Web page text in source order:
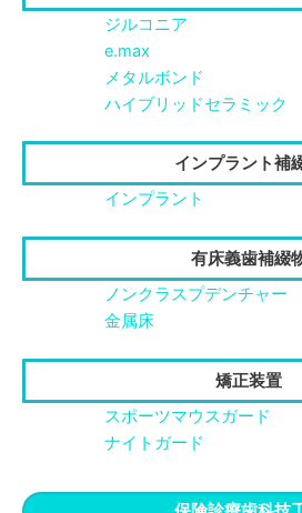
ジルコニア
e.max
メタルボンド
ハイブリッドセラミック
インプラント補
インプラント
有床義歯補綴
ノンクラスプデンチャー
金属床
矯正装置
スポーツマウスガード
ナイトガード